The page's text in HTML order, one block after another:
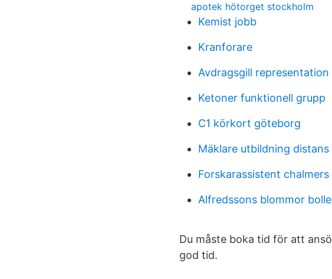
apotek hötorget stockholm
Kemist jobb
Kranforare
Avdragsgill
Ketoner funktionell grupp
C1 körkort göteborg
Mäklare utbildning distans
Forskarassistent chalmers
Alfredssons blommor
Du måste boka tid för att
god tid.